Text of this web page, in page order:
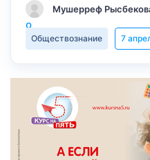
Мушерреф
Обществознание 7